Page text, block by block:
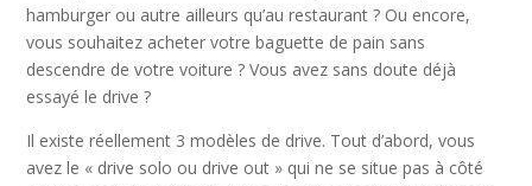
hamburger ou autre ailleurs qu’au restaurant ? Ou encore,
vous souhaitez acheter votre baguette de pain sans
descendre de votre voiture ? Vous avez sans doute déjà
essayé le drive ?
Il existe réellement 3 modèles de drive. Tout d’abord, vous
avez le « drive solo ou drive out » qui ne se situe pas à côté